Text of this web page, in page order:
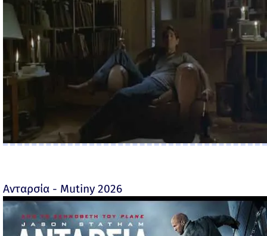
Ανταρσία - Mutiny 2026